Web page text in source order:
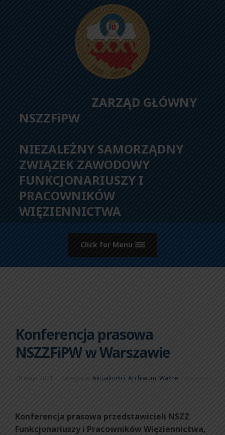
ZARZĄD GŁÓWNY
NSZZFiPW
NIEZALEŻNY SAMORZĄDNY
ZWIĄZEK ZAWODOWY
FUNKCJONARIUSZY I
PRACOWNIKÓW
WIĘZIENNICTWA
Click for Menu
Konferencja prasowa
NSZZFiPW w Warszawie
28 maja 2021 Kategorie: Aktualności, Archiwum Ważne
Konferencja prasowa przedstawicieli NSZZ
Funkcjonariuszy i Pracowników Więziennictwa,